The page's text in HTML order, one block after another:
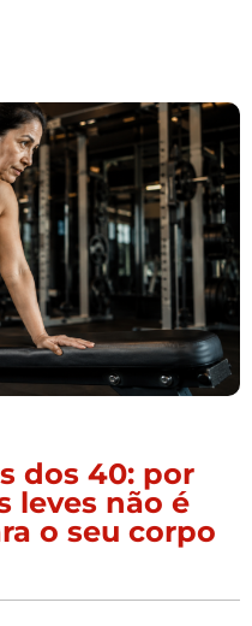
dos 40: por
leves não é
o seu corpo